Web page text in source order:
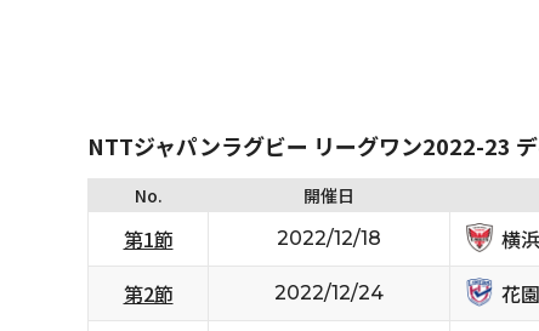
NTTジャパンラグビー リーグワン2022-23
No. 開催日
第1節 2022/12/18 横
第2節 2022/12/24 花